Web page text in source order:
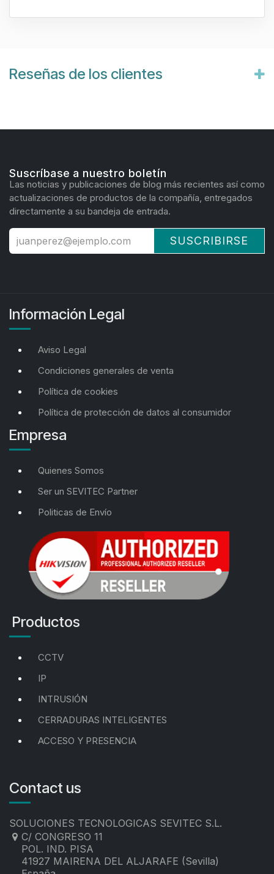
Reseñas de los clientes
Suscríbase a nuestro boletín
Las noticias y publicaciones de blog más recientes así como
actualizaciones de productos de la compañía, entregados
directamente a su bandeja de entrada.
SUSCRIBIRSE
Información Legal
Aviso Legal
Condiciones generales de venta
Política de cookies
Política de protección de datos al consumidor
Empresa
Quienes Somos
Ser un SEVITEC Partner
Politicas de Envío
Productos
CCTV
IP
INTRUSIÓN
CERRADURAS INTELIGENTES
ACCESO Y PRESENCIA
Contact us
SOLUCIONES TECNOLOGICAS SEVITEC S.L.
C/ CONGRESO 11
POL. IND. PISA
41927 MAIRENA DEL ALJARAFE (Sevilla)